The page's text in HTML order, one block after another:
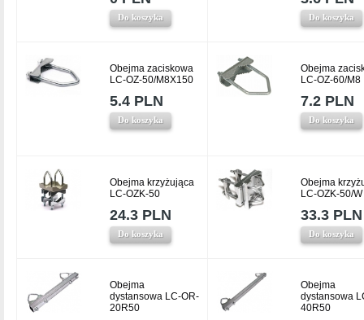
Do koszyka Do koszyka
Obejma zaciskowa
LC-OZ-50/M8X150
5.4 PLN
Do koszyka
Obejma
LC-OZ-60/M8
7.2 PLN
Do koszyka
Obejma krzyżująca
LC-OZK-50
24.3 PLN
Do koszyka
Obejma
LC-OZK-50/W
33.3 PLN
Do koszyka
Obejma
dystansowa LC-OR-
20R50
Obejma
dystansowa
40R50